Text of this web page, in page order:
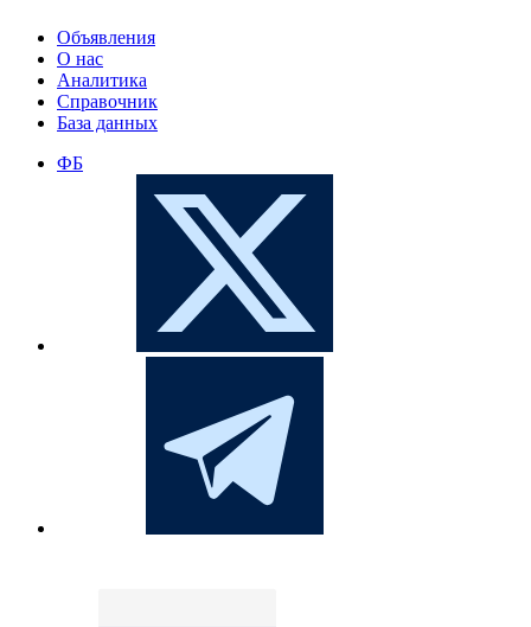
Объявления
О нас
Аналитика
Справочник
База данных
ФБ